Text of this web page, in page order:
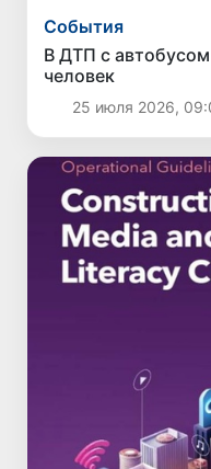
Cобытия
В ДТП с
человек
25 июля 2026,